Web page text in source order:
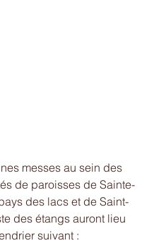
messes au sein des
de paroisses de Sainte-
des lacs et de Saint-
des étangs auront lieu
suivant :